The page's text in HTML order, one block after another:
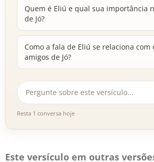
Quem é Eliú e qual sua importância
de Jó?
Como a fala de Eliú se relaciona com
amigos de Jó?
Resta 1 conversa hoje
Este versículo em outras